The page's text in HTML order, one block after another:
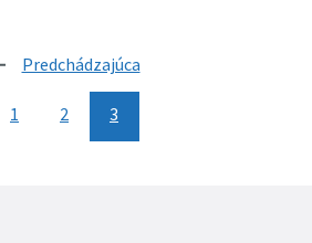
Predchádzajúca
1 2 3